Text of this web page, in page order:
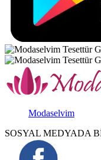
Modaselvim
SOSYAL MEDYADA